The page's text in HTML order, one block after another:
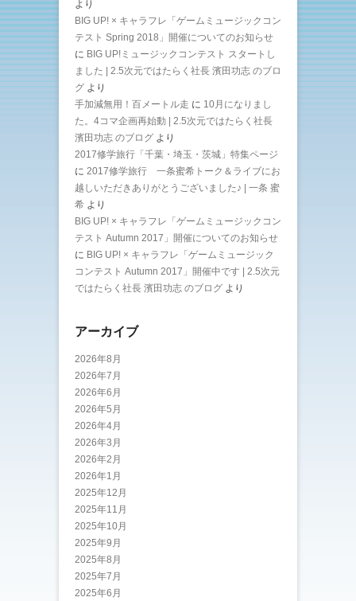
より
BIG UP! × キャラフレ「ゲームミュージックコン
テスト Spring 2018」開催についてのお知らせ
に BIG UP!ミュージックコンテスト スタートし
ました | 2.5次元ではたらく社長 濱田功志 のブロ
グ より
手加減無用！百メートル走 に 10月になりまし
た。4コマ企画再始動 | 2.5次元ではたらく社長
濱田功志 のブログ より
2017修学旅行「千葉・埼玉・茨城」特集ページ
に 2017修学旅行 一条蜜希トーク＆ライブにお
越しいただきありがとうございました♪ | 一条 蜜
希 より
BIG UP! × キャラフレ「ゲームミュージックコン
テスト Autumn 2017」開催についてのお知らせ
に BIG UP! × キャラフレ「ゲームミュージック
コンテスト Autumn 2017」開催中です | 2.5次元
ではたらく社長 濱田功志 のブログ より
アーカイブ
2026年8月
2026年7月
2026年6月
2026年5月
2026年4月
2026年3月
2026年2月
2026年1月
2025年12月
2025年11月
2025年10月
2025年9月
2025年8月
2025年7月
2025年6月